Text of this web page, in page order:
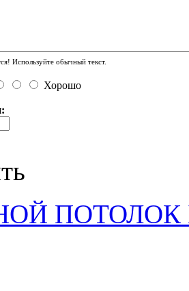
Используйте обычный текст.
Хорошо
ПОТОЛОК